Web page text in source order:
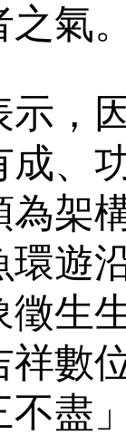
氣。
，
、
架
遊
生
祥數
盡